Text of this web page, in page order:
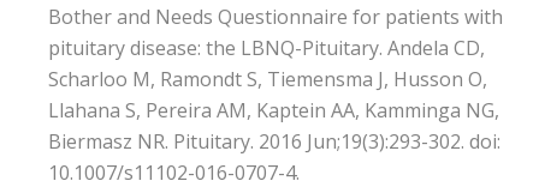
Bother and Needs Questionnaire for patients with
pituitary disease: the LBNQ-Pituitary. Andela CD,
Scharloo M, Ramondt S, Tiemensma J, Husson O,
Llahana S, Pereira AM, Kaptein AA, Kamminga NG,
Biermasz NR. Pituitary. 2016 Jun;19(3):293-302. doi:
10.1007/s11102-016-0707-4.